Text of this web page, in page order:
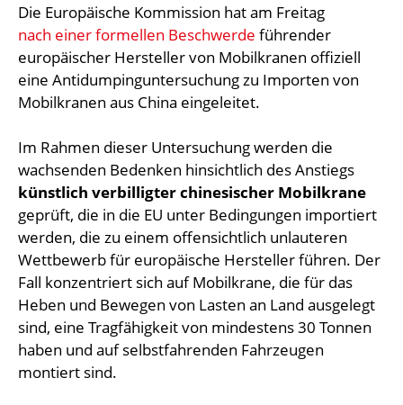
Die Europäische Kommission hat am Freitag
nach einer formellen Beschwerde führender
europäischer Hersteller von Mobilkranen offiziell
eine Antidumpinguntersuchung zu Importen von
Mobilkranen aus China eingeleitet.
Im Rahmen dieser Untersuchung werden die
wachsenden Bedenken hinsichtlich des Anstiegs
künstlich verbilligter chinesischer Mobilkrane
geprüft, die in die EU unter Bedingungen importiert
werden, die zu einem offensichtlich unlauteren
Wettbewerb für europäische Hersteller führen. Der
Fall konzentriert sich auf Mobilkrane, die für das
Heben und Bewegen von Lasten an Land ausgelegt
sind, eine Tragfähigkeit von mindestens 30 Tonnen
haben und auf selbstfahrenden Fahrzeugen
montiert sind.